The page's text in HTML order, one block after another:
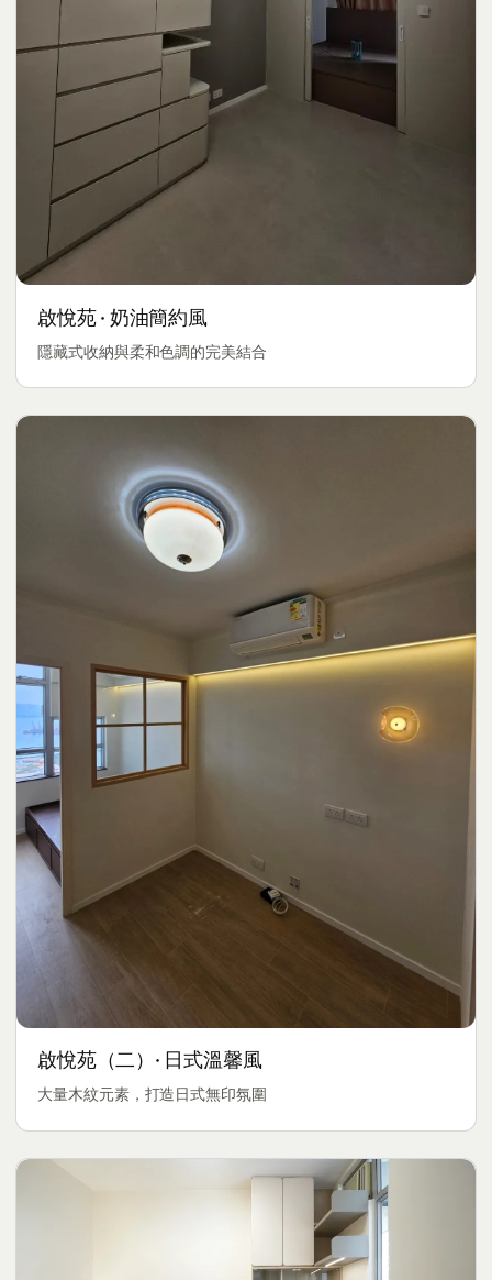
啟悅苑 · 奶油簡約風
隱藏式收納與柔和色調的完美結合
啟悅苑（二）· 日式溫馨風
大量木紋元素，打造日式無印氛圍